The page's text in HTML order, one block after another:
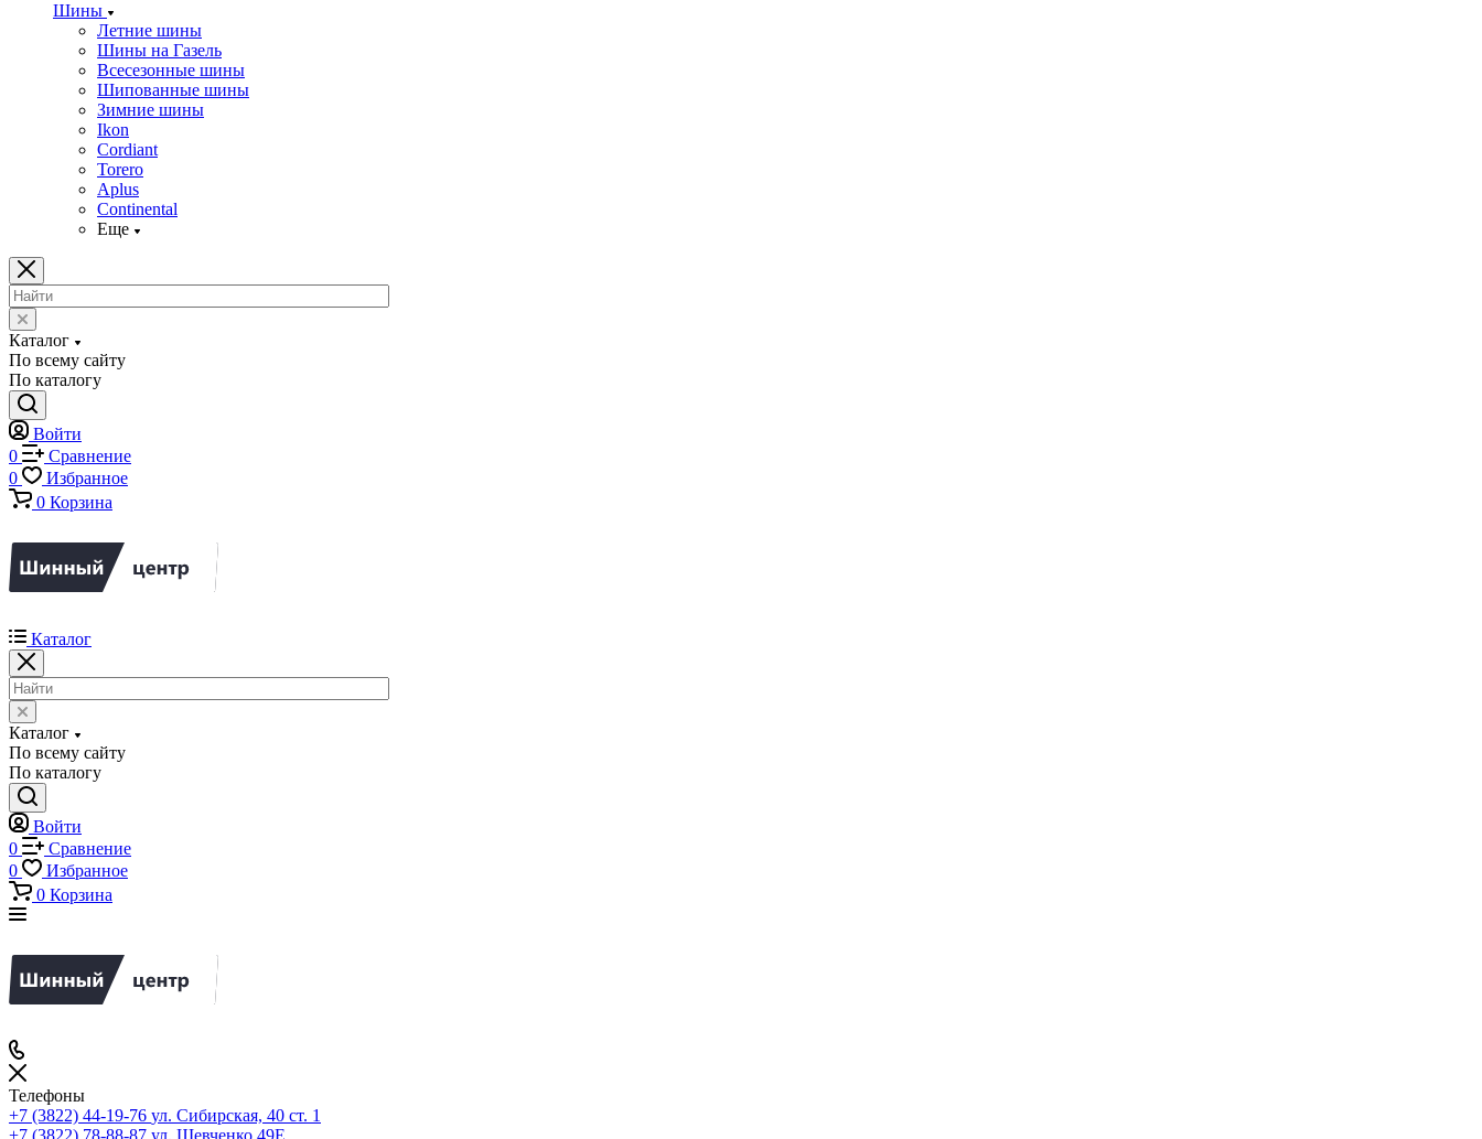
Шины
Летние шины
Шины на Газель
Всесезонные шины
Шипованные шины
Зимние шины
Ikon
Cordiant
Torero
Aplus
Continental
Еще
Каталог
По всему сайту
По каталогу
Войти
0
Сравнение
0
Избранное
0 Корзина
Каталог
Каталог
По всему сайту
По каталогу
Войти
0
Сравнение
0
Избранное
0 Корзина
Телефоны
+7 (3822) 44-19-76 ул. Сибирская, 40 ст. 1
+7 (3822) 78-88-87 ул. Шевченко 49Е